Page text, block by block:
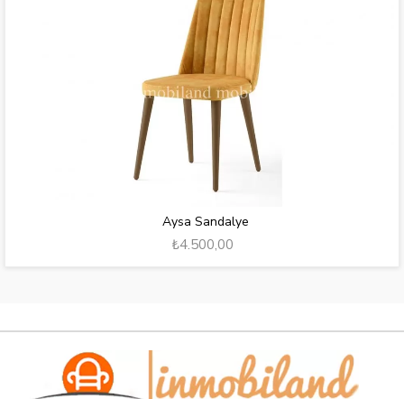
Aysa Sandalye
₺4.500,00